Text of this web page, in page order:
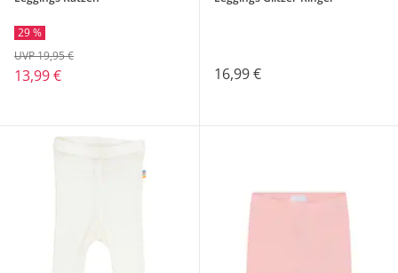
29 %
13,99 €
UVP 19,95 €
16,99 €